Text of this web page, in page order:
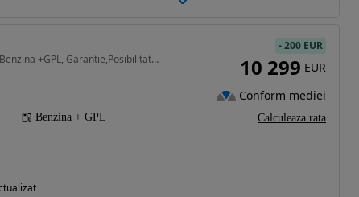
1598 cm3 • 114 CP • ,1.6 Benzina +GPL, Garantie,Posibilitate leasing/ rate fixe
Benzina + GPL
-200 EUR
10 299 EUR
Conform mediei
Calculeaza rata